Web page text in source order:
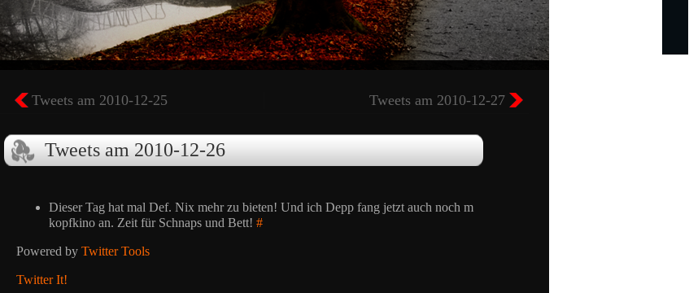
Tweets am 2010-12-25 Tweets am 2010-12-27
Tweets am 2010-12-26
Dieser Tag hat mal Def. Nix mehr zu bieten! Und ich Depp fang jetzt auch noch m
kopfkino an. Zeit für Schnaps und Bett! #
Powered by Twitter Tools
Twitter It!